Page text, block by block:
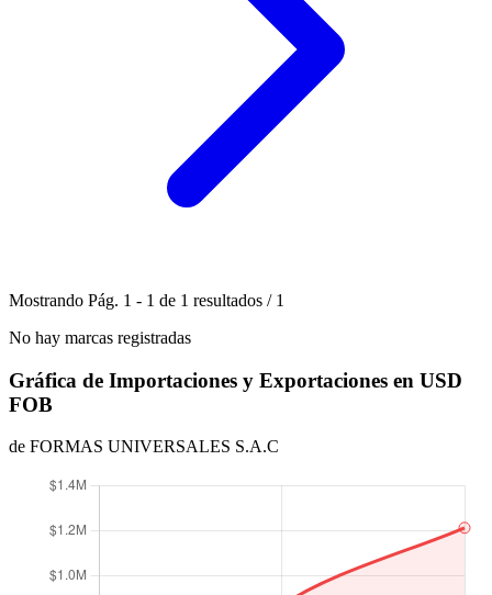
Mostrando Pág. 1 - 1 de 1 resultados / 1
No hay marcas registradas
Gráfica de Importaciones y Exportaciones en USD
FOB
de FORMAS UNIVERSALES S.A.C